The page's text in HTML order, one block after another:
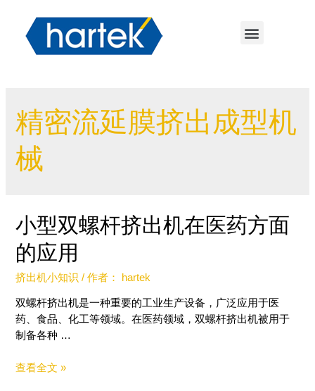
精密流延膜挤出成型机
械
小型双螺杆挤出机在医药方面
的应用
挤出机小知识 / 作者： hartek
双螺杆挤出机是一种重要的工业生产设备，广泛应用于医
药、食品、化工等领域。在医药领域，双螺杆挤出机被用于
制备各种 …
查看全文 »